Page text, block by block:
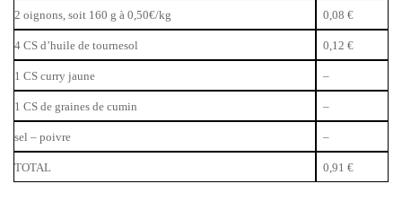
2 oignons, soit 160 g à 0,50€/kg 0,08 €
4 CS d’huile de tournesol 0,12 €
1 CS curry jaune –
1 CS de graines de cumin –
sel – poivre –
TOTAL 0,91 €